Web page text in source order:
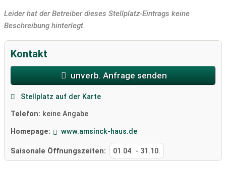
Leider hat der Betreiber dieses Stellplatz-Eintrags keine
Beschreibung hinterlegt.
Kontakt
unverb. Anfrage senden
Stellplatz auf der Karte
Telefon: keine Angabe
Homepage: www.amsinck-haus.de
Saisonale Öffnungszeiten: 01.04. - 31.10.